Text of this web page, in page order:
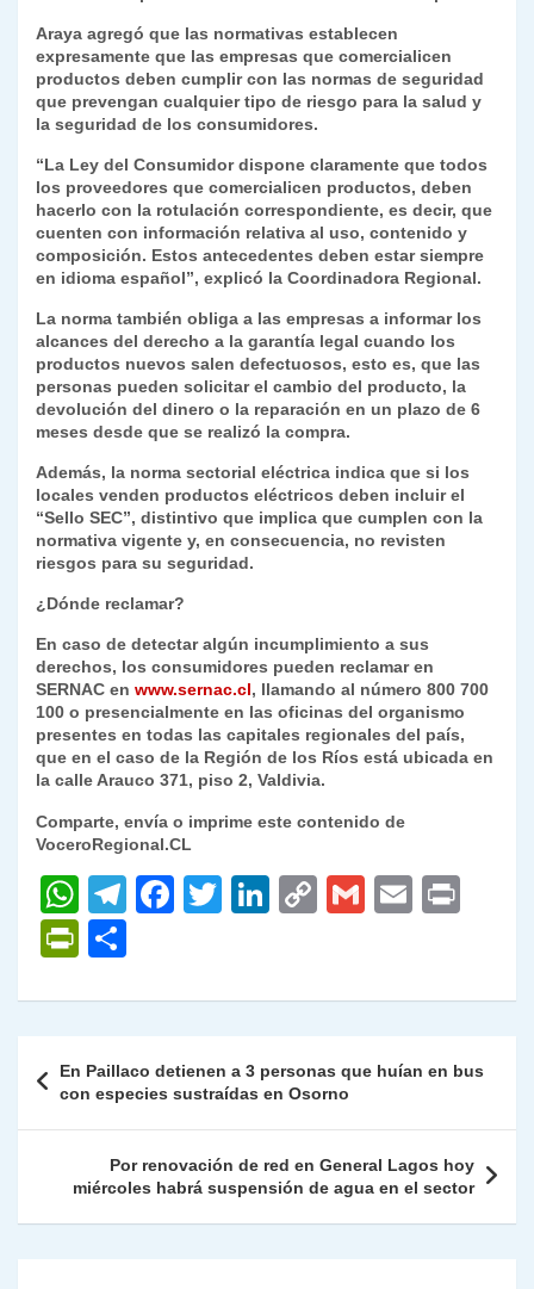
Araya agregó que las normativas establecen
expresamente que las empresas que comercialicen
productos deben cumplir con las normas de seguridad
que prevengan cualquier tipo de riesgo para la salud y
la seguridad de los consumidores.
“La Ley del Consumidor dispone claramente que todos
los proveedores que comercialicen productos, deben
hacerlo con la rotulación correspondiente, es decir, que
cuenten con información relativa al uso, contenido y
composición. Estos antecedentes deben estar siempre
en idioma español”, explicó la Coordinadora Regional.
La norma también obliga a las empresas a informar los
alcances del derecho a la garantía legal cuando los
productos nuevos salen defectuosos, esto es, que las
personas pueden solicitar el cambio del producto, la
devolución del dinero o la reparación en un plazo de 6
meses desde que se realizó la compra.
Además, la norma sectorial eléctrica indica que si los
locales venden productos eléctricos deben incluir el
“Sello SEC”, distintivo que implica que cumplen con la
normativa vigente y, en consecuencia, no revisten
riesgos para su seguridad.
¿Dónde reclamar?
En caso de detectar algún incumplimiento a sus
derechos, los consumidores pueden reclamar en
SERNAC en www.sernac.cl, llamando al número 800 700
100 o presencialmente en las oficinas del organismo
presentes en todas las capitales regionales del país,
que en el caso de la Región de los Ríos está ubicada en
la calle Arauco 371, piso 2, Valdivia.
Comparte, envía o imprime este contenido de
VoceroRegional.CL
W
h
at
s
p
p
T
gr
m
F
e
o
o
k
T
er
Li
e
n
C
y
n
k
G
l
E
l
P
nt
Fr
ie
n
dl
y
m
ar
tir
de
entradas
En Paillaco detienen a 3 personas que huían en bus
con especies sustraídas en Osorno
Por renovación de red en General Lagos hoy
miércoles habrá suspensión de agua en el sector